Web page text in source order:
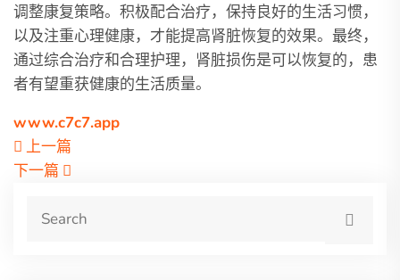
调整康复策略。积极配合治疗，保持良好的生活习惯，
以及注重心理健康，才能提高肾脏恢复的效果。最终，
通过综合治疗和合理护理，肾脏损伤是可以恢复的，患
者有望重获健康的生活质量。
www.c7c7.app
上一篇
下一篇